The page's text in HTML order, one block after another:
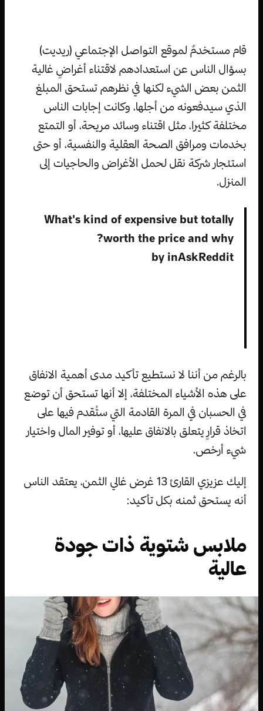
قام مستخدمٌ لموقع التواصل الإجتماعي (ريديت)
بسؤال الناس عن استعدادهم لاقتناء أغراضٍ غالية
الثمن بعض الشيء لكنها في نظرهم تستحق المبلغ
الذي سيدفعونه من أجلها، وكانت إجابات الناس
مختلفة كثيرا، مثل اقتناء وسائد مريحة، أو التمتع
بخدمات ومرافق الصحة العقلية والنفسية، أو حتى
استئجار شركة نقل لحمل الأغراض والحاجيات إلى
المنزل.
What's kind of expensive but totally
worth the price and why?
by inAskReddit
بالرغم من أننا لا نستطيع تأكيد مدى أهمية الانفاق
على هذه الأشياء المختلفة، إلا أنها تستحق أن توضع
في الحسبان في المرة القادمة التي ستُقدم فيها على
اتخاذ قرارٍ يتعلق بالانفاق عليها، أو توفير المال واختيار
شيء أرخص.
إليك عزيزي القارئ 13 غرض غالي الثمن، يعتقد الناس
أنه يستحق ثمنه بكل تأكيد:
ملابس شتوية ذات جودة
عالية